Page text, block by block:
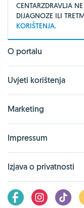
CENTARZDRAVLJA
DIJAGNOZE ILI
KORIŠTENJA.
O portalu
Uvjeti korištenja
Marketing
Impressum
Izjava o privatnosti